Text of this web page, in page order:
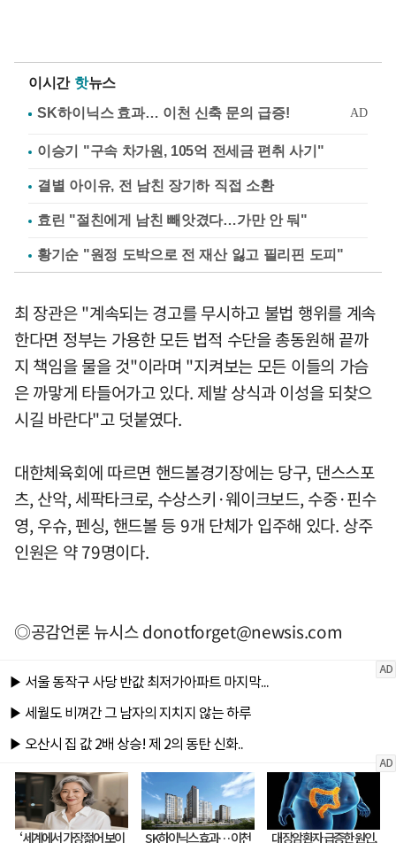
이시간 핫뉴스
이승기 "구속 차가원, 105억 전세금 편취 사기"
결별 아이유, 전 남친 장기하 직접 소환
효린 "절친에게 남친 빼앗겼다…가만 안 둬"
황기순 "원정 도박으로 전 재산 잃고 필리핀 도피"
최 장관은 "계속되는 경고를 무시하고 불법 행위를 계속
한다면 정부는 가용한 모든 법적 수단을 총동원해 끝까
지 책임을 물을 것"이라며 "지켜보는 모든 이들의 가슴
은 까맣게 타들어가고 있다. 제발 상식과 이성을 되찾으
시길 바란다"고 덧붙였다.
대한체육회에 따르면 핸드볼경기장에는 당구, 댄스스포
츠, 산악, 세팍타크로, 수상스키·웨이크보드, 수중·핀수
영, 우슈, 펜싱, 핸드볼 등 9개 단체가 입주해 있다. 상주
인원은 약 79명이다.
◎공감언론 뉴시스donotforget@newsis.com